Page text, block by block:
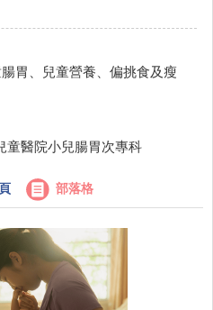
胃、兒童營養、偏挑食及瘦
童醫院小兒腸胃次專科
部落格